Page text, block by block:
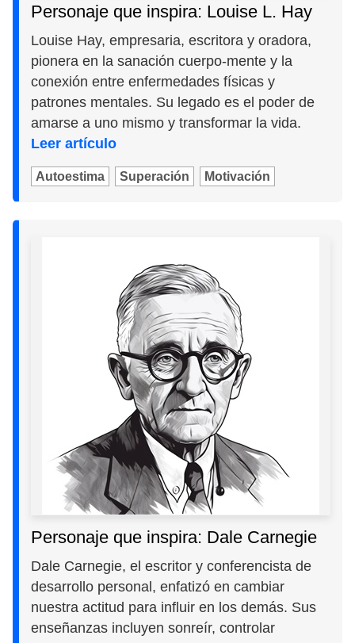
Personaje que inspira: Louise L. Hay
Louise Hay, empresaria, escritora y oradora,
pionera en la sanación cuerpo-mente y la
conexión entre enfermedades físicas y
patrones mentales. Su legado es el poder de
amarse a uno mismo y transformar la vida.
Leer artículo
Autoestima Superación Motivación
Personaje que inspira: Dale Carnegie
Dale Carnegie, el escritor y conferencista de
desarrollo personal, enfatizó en cambiar
nuestra actitud para influir en los demás. Sus
enseñanzas incluyen sonreír, controlar